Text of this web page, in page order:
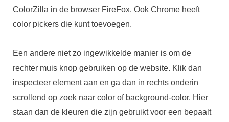
ColorZilla in de browser FireFox. Ook Chrome heeft
color pickers die kunt toevoegen.
Een andere niet zo ingewikkelde manier is om de
rechter muis knop gebruiken op de website. Klik dan
inspecteer element aan en ga dan in rechts onderin
scrollend op zoek naar color of background-color. Hier
staan dan de kleuren die zijn gebruikt voor een bepaalt